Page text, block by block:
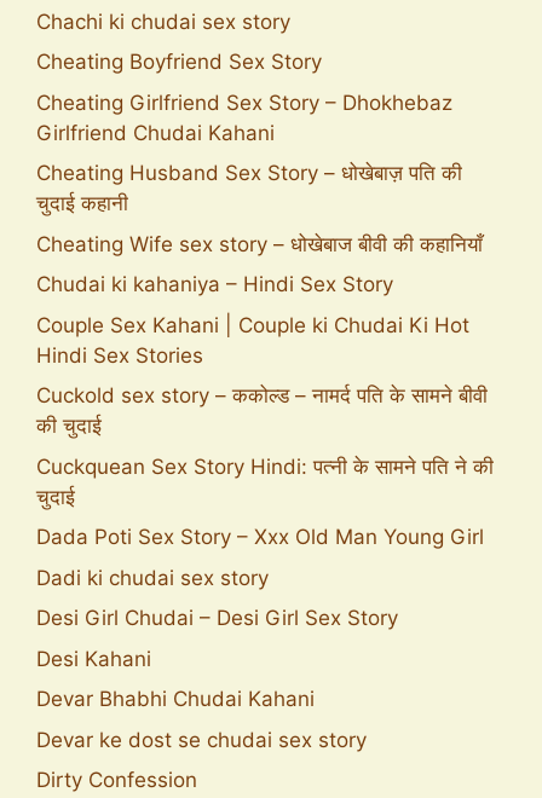
Chachi ki chudai sex story
Cheating Boyfriend Sex Story
Cheating Girlfriend Sex Story – Dhokhebaz
Girlfriend Chudai Kahani
Cheating Husband Sex Story – धोखेबाज़ पति की
चुदाई कहानी
Cheating Wife sex story – धोखेबाज बीवी की कहानियाँ
Chudai ki kahaniya – Hindi Sex Story
Couple Sex Kahani | Couple ki Chudai Ki Hot
Hindi Sex Stories
Cuckold sex story – ककोल्ड – नामर्द पति के सामने बीवी
की चुदाई
Cuckquean Sex Story Hindi: पत्नी के सामने पति ने की
चुदाई
Dada Poti Sex Story – Xxx Old Man Young Girl
Dadi ki chudai sex story
Desi Girl Chudai – Desi Girl Sex Story
Desi Kahani
Devar Bhabhi Chudai Kahani
Devar ke dost se chudai sex story
Dirty Confession